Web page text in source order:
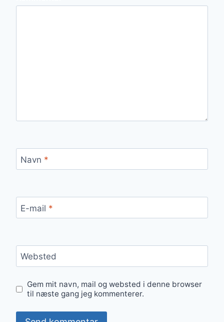
Navn *
E-mail *
Websted
Gem mit navn, mail og websted i denne browser
til næste gang jeg kommenterer.